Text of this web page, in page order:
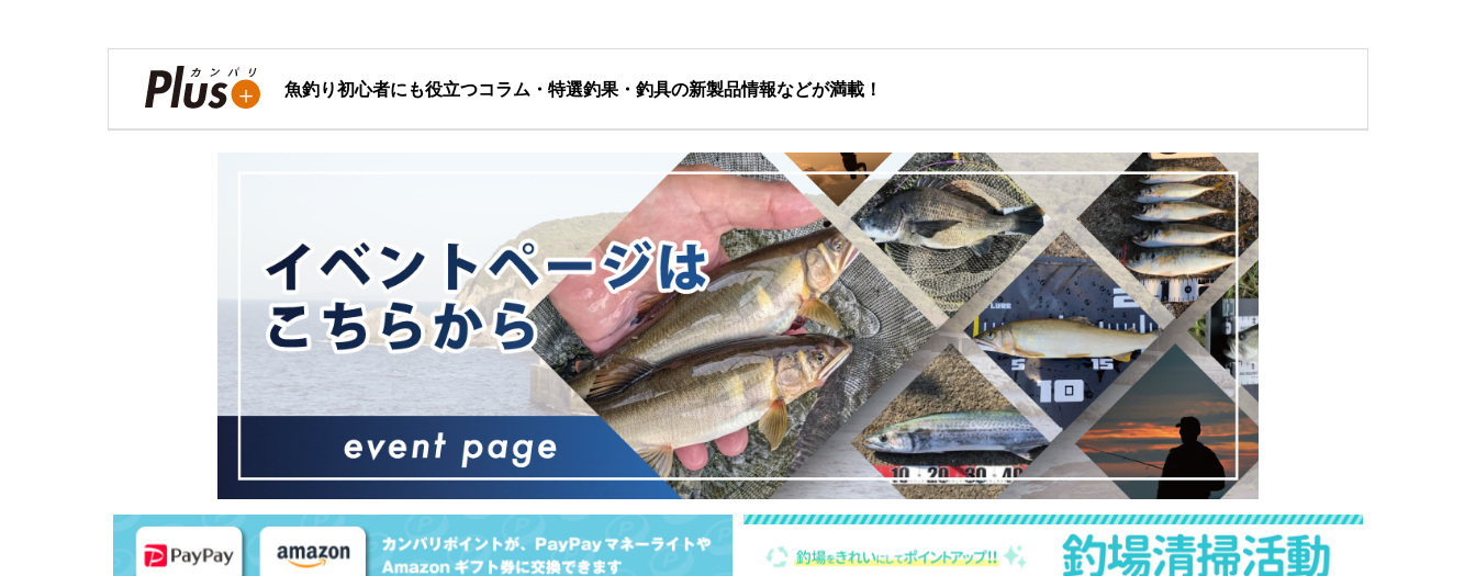
魚釣り初心者にも役立つコラム・特選釣果・釣具の新製品情報などが満載！